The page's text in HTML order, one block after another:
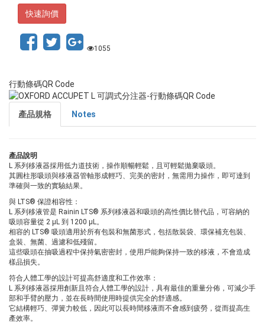
快速詢價
1055
行動條碼QR Code
產品規格 Notes
產品說明
L 系列移液器採用低力道技術，操作順暢輕鬆，且可輕鬆拋棄吸頭。
其圓柱形吸頭與移液器管軸形成輕巧、完美的密封，無需用力操作，即可達到
準確與一致的實驗結果。
與 LTS® 保證相容性：
L 系列移液管是 Rainin LTS® 系列移液器和吸頭的高性價比替代品，可容納的
吸頭容量從 2 µL 到 1200 µL。
相容的 LTS® 吸頭適用於所有包裝和無菌形式，包括散裝袋、環保補充包裝、
盒裝、無菌、過濾和低殘留。
這些吸頭在抽吸過程中保持氣密密封，使用戶能夠保持一致的移液，不會造成
樣品損失。
符合人體工學的設計可提高舒適度和工作效率：
L 系列移液器採用創新且符合人體工學的設計，具有最佳的重量分佈，可減少手
部和手臂的壓力，並在長時間使用時提供完全的舒適感。
它結構輕巧、彈簧力較低，因此可以長時間移液而不會感到疲勞，從而提高生
產效率。